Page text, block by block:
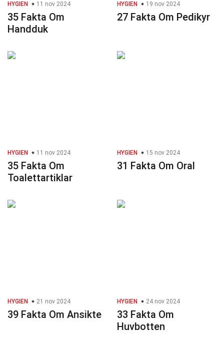
HYGIEN 11 nov 2024
35 Fakta Om
Handduk
HYGIEN 19 nov 2024
27 Fakta Om Pedikyr
HYGIEN 11 nov 2024
35 Fakta Om
Toalettartiklar
HYGIEN 15 nov 2024
31 Fakta Om Oral
HYGIEN 21 nov 2024
39 Fakta Om Ansikte
HYGIEN 24 nov 2024
33 Fakta Om
Huvbotten